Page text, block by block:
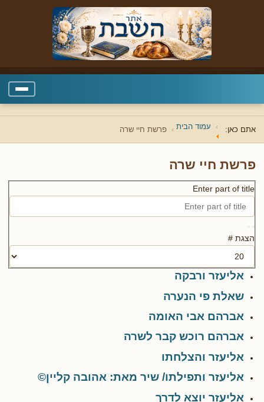
אתם כאן: עמוד הבית פרשת חיי שרה
פרשת חיי שרה
Enter part of title
הצגת #
אליעזר ורבקה
שאלת פי הנערה
אברהם אבי האומה
אברהם רוכש קבר לשרה
אליעזר והצלחתו
אליעזר ותפילתו/ שיר מאת: אהובה קליין©
אליעזר יוצא לדרך